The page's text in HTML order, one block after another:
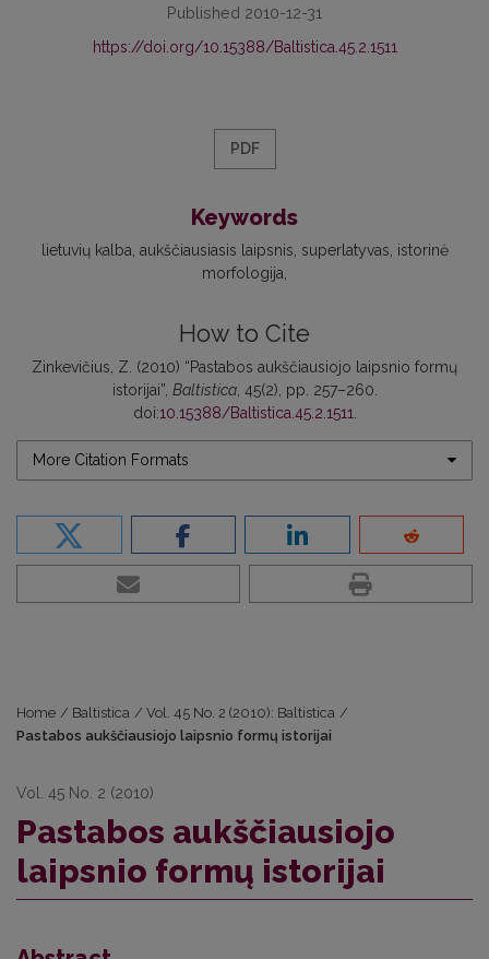
Published 2010-12-31
https://doi.org/10.15388/Baltistica.45.2.1511
PDF
Keywords
lietuvių kalba aukščiausiasis laipsnis superlatyvas istorinė
morfologija
How to Cite
Zinkevičius, Z. (2010) “Pastabos aukščiausiojo laipsnio formų
istorijai”, Baltistica, 45(2), pp. 257–260.
doi:10.15388/Baltistica.45.2.1511
More Citation Formats
Home / Baltistica / Vol. 45 No. 2 (2010): Baltistica /
Pastabos aukščiausiojo laipsnio formų istorijai
Vol. 45 No. 2 (2010)
Pastabos aukščiausiojo
laipsnio formų istorijai